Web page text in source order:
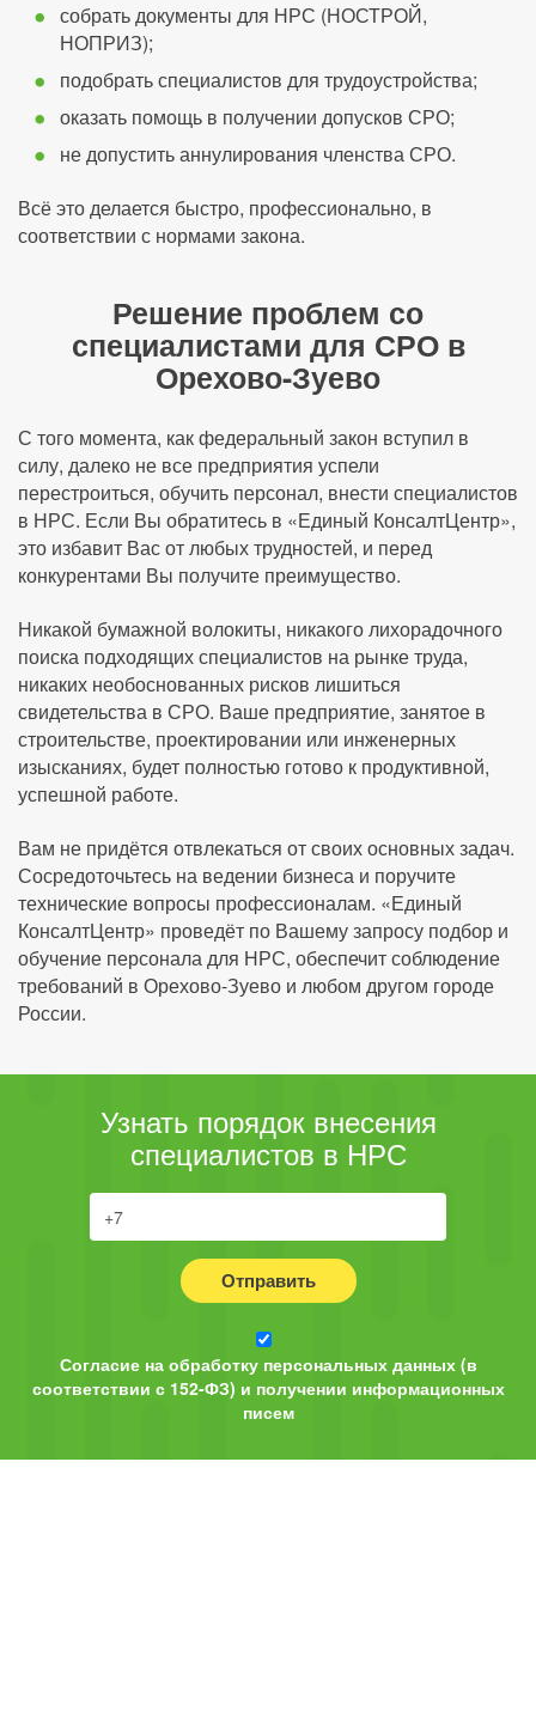
собрать документы для НРС (НОСТРОЙ,
НОПРИЗ);
подобрать специалистов для трудоустройства;
оказать помощь в получении допусков СРО;
не допустить аннулирования членства СРО.
Всё это делается быстро, профессионально, в
соответствии с нормами закона.
Решение проблем со
специалистами для СРО в
Орехово-Зуево
С того момента, как федеральный закон вступил в
силу, далеко не все предприятия успели
перестроиться, обучить персонал, внести специалистов
в НРС. Если Вы обратитесь в «Единый КонсалтЦентр»,
это избавит Вас от любых трудностей, и перед
конкурентами Вы получите преимущество.
Никакой бумажной волокиты, никакого лихорадочного
поиска подходящих специалистов на рынке труда,
никаких необоснованных рисков лишиться
свидетельства в СРО. Ваше предприятие, занятое в
строительстве, проектировании или инженерных
изысканиях, будет полностью готово к продуктивной,
успешной работе.
Вам не придётся отвлекаться от своих основных задач.
Сосредоточьтесь на ведении бизнеса и поручите
технические вопросы профессионалам. «Единый
КонсалтЦентр» проведёт по Вашему запросу подбор и
обучение персонала для НРС, обеспечит соблюдение
требований в Орехово-Зуево и любом другом городе
России.
Узнать порядок внесения
специалистов в НРС
Отправить
Согласие на обработку персональных данных (в
соответствии с 152-ФЗ) и получении информационных
писем